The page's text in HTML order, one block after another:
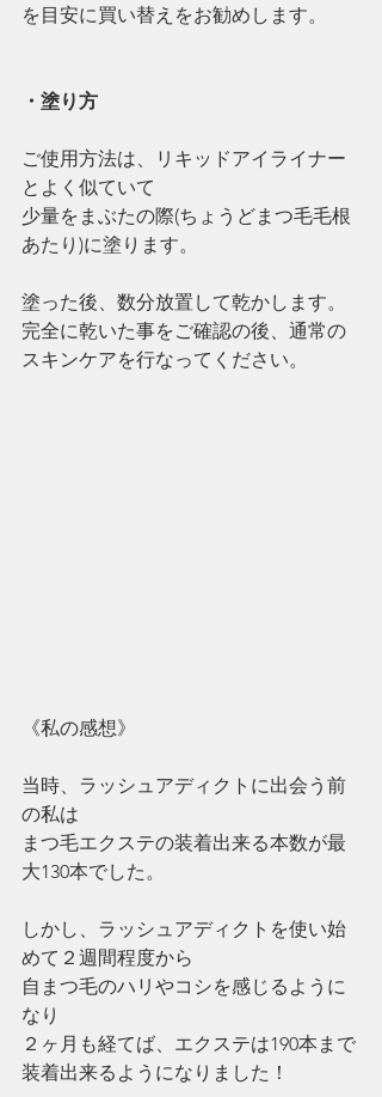
を目安に買い替えをお勧めします。
・塗り方
ご使用方法は、リキッドアイライナー
とよく似ていて
少量をまぶたの際(ちょうどまつ毛毛根
あたり)に塗ります。
塗った後、数分放置して乾かします。
完全に乾いた事をご確認の後、通常の
スキンケアを行なってください。
《私の感想》
当時、ラッシュアディクトに出会う前
の私は
まつ毛エクステの装着出来る本数が最
大130本でした。
しかし、ラッシュアディクトを使い始
めて２週間程度から
自まつ毛のハリやコシを感じるように
なり
２ヶ月も経てば、エクステは190本まで
装着出来るようになりました！